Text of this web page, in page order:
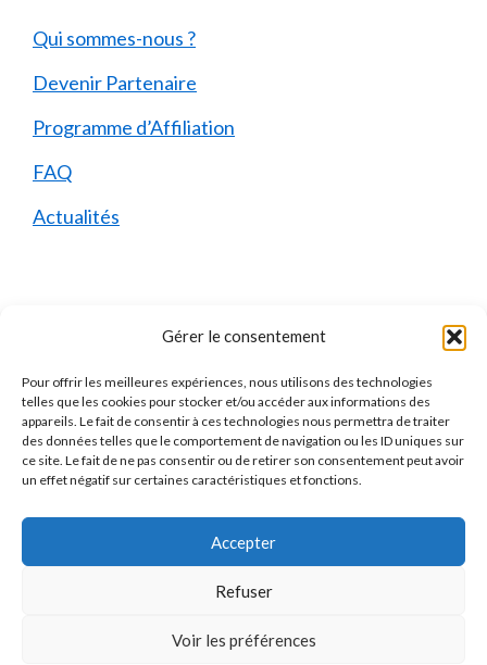
Gérer le consentement
Pour offrir les meilleures expériences, nous utilisons des technologies
telles que les cookies pour stocker et/ou accéder aux informations des
appareils. Le fait de consentir à ces technologies nous permettra de traiter
des données telles que le comportement de navigation ou les ID uniques sur
ce site. Le fait de ne pas consentir ou de retirer son consentement peut avoir
un effet négatif sur certaines caractéristiques et fonctions.
Accepter
Refuser
Voir les préférences
Qui sommes-nous ?
Devenir Partenaire
Programme d’Affiliation
FAQ
Actualités
Mentions Légales
Qui sommes-nous ?
Mentions Légales
Politique de Confidentialité
Contact